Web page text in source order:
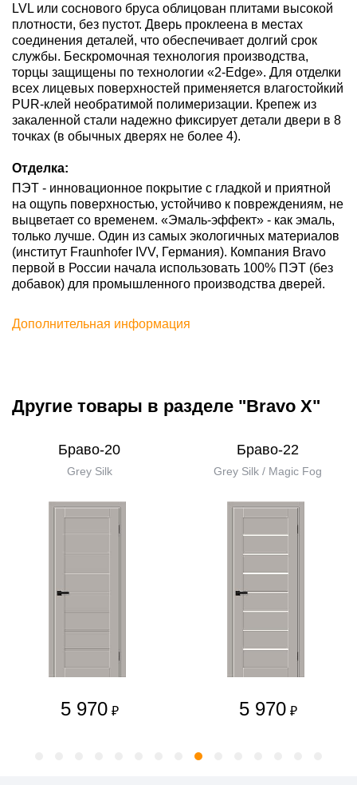
LVL или соснового бруса облицован плитами высокой
плотности, без пустот. Дверь проклеена в местах
соединения деталей, что обеспечивает долгий срок
службы. Бескромочная технология производства,
торцы защищены по технологии «2-Edge». Для отделки
всех лицевых поверхностей применяется влагостойкий
PUR-клей необратимой полимеризации. Крепеж из
закаленной стали надежно фиксирует детали двери в 8
точках (в обычных дверях не более 4).
Отделка:
ПЭТ - инновационное покрытие c гладкой и приятной
на ощупь поверхностью, устойчиво к повреждениям, не
выцветает со временем. «Эмаль-эффект» - как эмаль,
только лучше. Один из самых экологичных материалов
(институт Fraunhofer IVV, Германия). Компания Bravo
первой в России начала использовать 100% ПЭТ (без
добавок) для промышленного производства дверей.
Дополнительная информация
Другие товары в разделе "Bravo X"
Браво-20
Grey Silk
5 970 ₽
Браво-22
Grey Silk / Magic Fog
5 970 ₽